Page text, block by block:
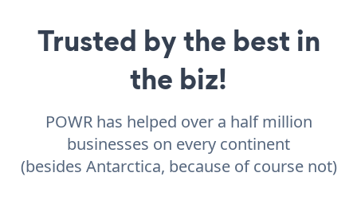
Trusted by the best in
the biz!
POWR has helped over a half million
businesses on every continent
(besides Antarctica, because of course not)